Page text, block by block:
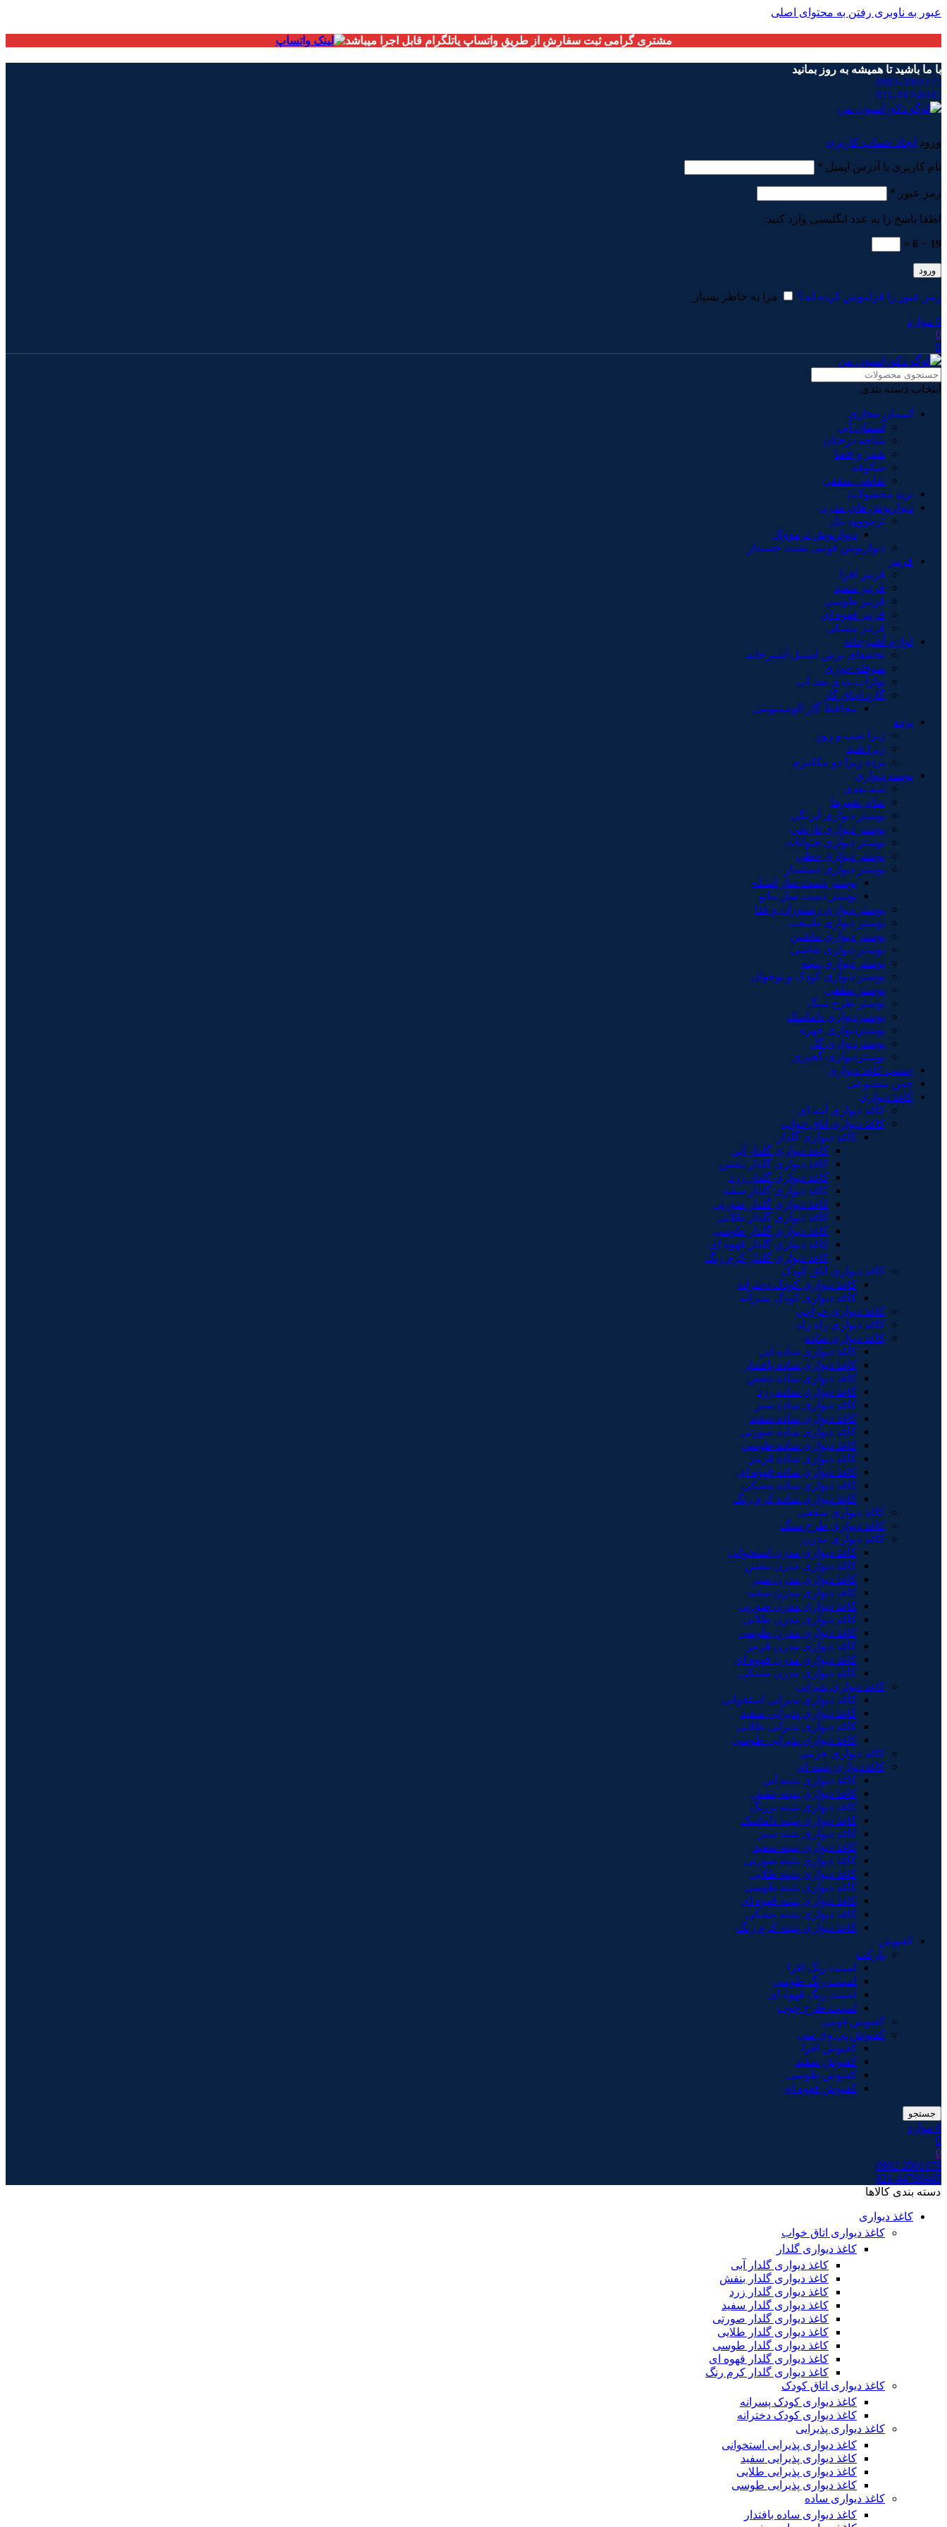
عبور به ناوبری رفتن به محتوای اصلی
مشتری گرامی ثبت سفارش از طریق واتساپ یاتلگرام قابل اجرا میباشد
با ما باشید تا همیشه به روز بمانید
0902-2001175
021-44768445
ورود ایجاد حساب کاربری
نام کاربری یا آدرس ایمیل *
رمز عبور *
لطفا پاسخ را به عدد انگلیسی وارد کنید:
19 − 6 =
ورود
رمز عبور را فراموش کرده اید؟ مرا به خاطر بسپار
0 موارد
0
0
انتخاب دسته بندی
آسمان مجازی
آسمان آبی
شاخه درختان
شهر و فضا
شکوفه
نقاشی سقفی
برند محصولات
دیوارپوش های مدرن
ترمووود پنل
دیوارپوش ترمووال
دیوارپوش فومی پشت چسبدار
قرنیز
قرنیز افرا
قرنیز سفید
قرنیز طوسی
قرنیز قهوه ای
قرنیز مشکی
لوازم آشپزخانه
تخته‌های برش استیل آشپزخانه
سوفله خوری
نوارآب بندی ضد آب
گارد اجاق گاز
محافظ گاز آلومینیومی
پرده
زبرا شب و روز
زبرا شید
پرده زبرا دو مکانیزم
پوستردیواری
سه بعدی
نمای شهرها
پوستر دیواری آبرنگی
پوستر دیواری تاریخی
پوستر دیواری حیوانات
پوستر دیواری خطی
پوستر دیواری دستساز
پوستر دست ساز استله
پوستر دست ساز پیانو
پوستر دیواری رستوران و غذا
پوستر دیواری طبیعت
پوستر دیواری ماشین
پوستر دیواری نقاشی
پوستر دیواری پتینه
پوستر دیواری کودک و نوجوان
پوستر سقفی
پوستر طرح سنگ
پوستردیواری داماسک
پوستردیواری چهره
پوستردیواری گل
پوستردیواری گچبری
چسب کاغذ دیواری
چمن مصنوعی
کاغذ دیواری
کاغذ دیواری آینه ای
کاغذ دیواری اتاق خواب
کاغذ دیواری گلدار
کاغذ دیواری گلدار آبی
کاغذ دیواری گلدار بنفش
کاغذ دیواری گلدار زرد
کاغذ دیواری گلدار سفید
کاغذ دیواری گلدار صورتی
کاغذ دیواری گلدار طلایی
کاغذ دیواری گلدار طوسی
کاغذ دیواری گلدار قهوه ای
کاغذ دیواری گلدار کرم رنگ
کاغذ دیواری اتاق کودک
کاغذ دیواری کودک دخترانه
کاغذ دیواری کودک پسرانه
کاغذ دیواری حراجی
کاغذ دیواری راه راه
کاغذ دیواری ساده
کاغذ دیواری ساده آبی
کاغذ دیواری ساده بافتدار
کاغذ دیواری ساده بنفش
کاغذ دیواری ساده زرد
کاغذ دیواری ساده سبز
کاغذ دیواری ساده سفید
کاغذ دیواری ساده صورتی
کاغذ دیواری ساده طوسی
کاغذ دیواری ساده قرمز
کاغذ دیواری ساده قهوه ای
کاغذ دیواری ساده مشکی
کاغذ دیواری ساده کرم رنگ
کاغذ دیواری سقفی
کاغذ دیواری طرح سنگ
کاغذ دیواری مدرن
کاغذ دیواری مدرن استخوانی
کاغذ دیواری مدرن بنفش
کاغذ دیواری مدرن سبز
کاغذ دیواری مدرن سفید
کاغذ دیواری مدرن صورتی
کاغذ دیواری مدرن طلایی
کاغذ دیواری مدرن طوسی
کاغذ دیواری مدرن قرمز
کاغذ دیواری مدرن قهوه ای
کاغذ دیواری مدرن مشکی
کاغذ دیواری پذیرایی
کاغذ دیواری پذیرایی استخوانی
کاغذ دیواری پذیرایی سفید
کاغذ دیواری پذیرایی طلایی
کاغذ دیواری پذیرایی طوسی
کاغذ دیواری چرمی
کاغذدیواری پتینه ای
کاغذ دیواری پتینه آبی
کاغذ دیواری پتینه بنفش
کاغذ دیواری پتینه بژرنگ
کاغذ دیواری پتینه داماسک
کاغذ دیواری پتینه سبز
کاغذ دیواری پتینه سفید
کاغذ دیواری پتینه صورتی
کاغذ دیواری پتینه طلایی
کاغذ دیواری پتینه طوسی
کاغذ دیواری پتینه قهوه ای
کاغذ دیواری پتینه مشکی
کاغذ دیواری پتینه کرم رنگ
کفپوش
پارکت
لمینت رنگ افرا
لمینت رنگ طوسی
لمینت رنگ قهوه ای
لمینت طرح چوب
کفپوش فومی
کفپوش پی وی سی
کفپوش افرا
کفپوش سفید
کفپوش طوسی
کفپوش قهوه ای
جستجو
0 موارد
0
0
0902-2001175
021-44768445
دسته بندی کالاها
کاغذ دیواری
کاغذ دیواری اتاق خواب
کاغذ دیواری گلدار
کاغذ دیواری گلدار آبی
کاغذ دیواری گلدار بنفش
کاغذ دیواری گلدار زرد
کاغذ دیواری گلدار سفید
کاغذ دیواری گلدار صورتی
کاغذ دیواری گلدار طلایی
کاغذ دیواری گلدار طوسی
کاغذ دیواری گلدار قهوه ای
کاغذ دیواری گلدار کرم رنگ
کاغذ دیواری اتاق کودک
کاغذ دیواری کودک پسرانه
کاغذ دیواری کودک دخترانه
کاغذ دیواری پذیرایی
کاغذ دیواری پذیرایی استخوانی
کاغذ دیواری پذیرایی سفید
کاغذ دیواری پذیرایی طلایی
کاغذ دیواری پذیرایی طوسی
کاغذ دیواری ساده
کاغذ دیواری ساده بافتدار